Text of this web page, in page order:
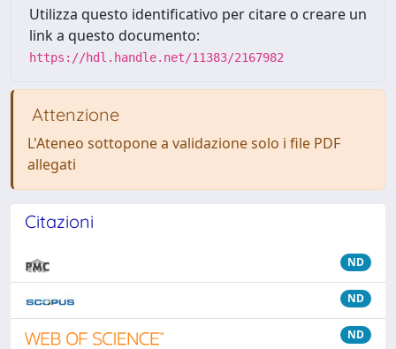
Utilizza questo identificativo per citare o creare un
link a questo documento:
https://hdl.handle.net/11383/2167982
Attenzione
L'Ateneo sottopone a validazione solo i file PDF
allegati
Citazioni
ND
ND
ND